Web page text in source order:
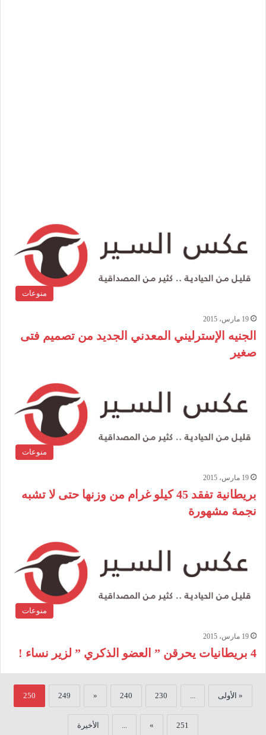
منوعات
19 مارس، 2015
الجنيه الإسترليني المعدني الجديد من تصميم فتى
صغير
منوعات
19 مارس، 2015
بريطانية تفقد 45 كيلو غرام من وزنها حتى لا تشبه
نجمة مشهورة
منوعات
19 مارس، 2015
4 بريطانيات يحرقن ” العضو الذكري ” لزير نساء !
« الأولى ...
230
240
«
249
250
251
»
... الأخيرة